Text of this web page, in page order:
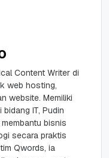
Content Writer di
web hosting,
website. Memiliki
IT, Pudin
bisnis
secara praktis
Qwords, ia